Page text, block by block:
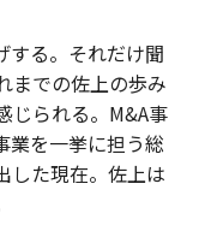
する。それだけ聞
までの佐上の歩み
じられる。M&A事
業を一挙に担う総
した現在。佐上は